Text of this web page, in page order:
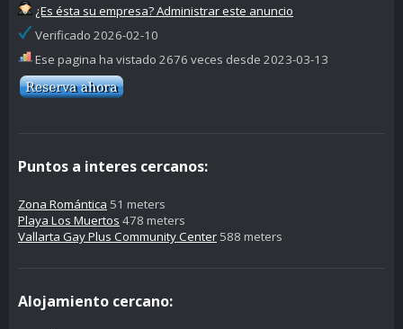
¿Es ésta su empresa? Administrar este anuncio
Verificado 2026-02-10
Ese pagina ha vistado 2676 veces desde 2023-03-13
Puntos a interes cercanos:
Zona Romántica 51 meters
Playa Los Muertos 478 meters
Vallarta Gay Plus Community Center 588 meters
Alojamiento cercano: